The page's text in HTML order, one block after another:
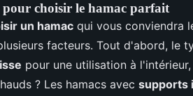
pour choisir le hamac parfait
un hamac qui vous conviendra
facteurs. Tout d'abord, le
pour une utilisation à
? Les hamacs avec supports